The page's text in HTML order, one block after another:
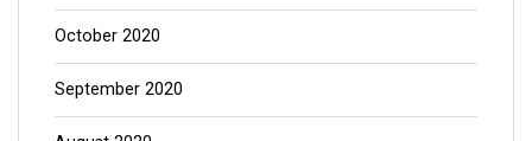
October 2020
September 2020